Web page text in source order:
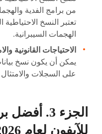
تعتبر النسخ
الهجمات السيبرانية.
الاحتياجات القانونية
يمكن أن يكون نسخ
على السجلات والامتثال
الجزء 3.
للآيفون لعام 2026 [مدعوم من آيفون 16]